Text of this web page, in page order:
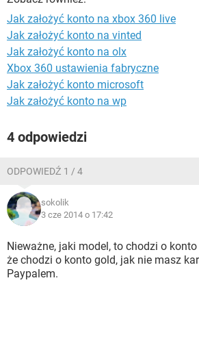
WINDOWS 10
Jak założyć konto na xbox 360 live
Jak założyć konto na vinted
Jak założyć konto na olx
Xbox 360 ustawienia fabryczne
Jak założyć konto microsoft
Jak założyć konto na wp
4 odpowiedzi
ODPOWIEDŹ 1 / 4
sokolik
3 cze 2014 o 17:42
Nieważne, jaki model, to chodzi o
że chodzi o konto gold, jak nie masz
Paypalem.